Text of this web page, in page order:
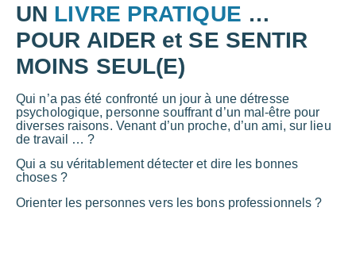
UN LIVRE PRATIQUE …
POUR AIDER et SE SENTIR
MOINS SEUL(E)
Qui n’a pas été confronté un jour à une détresse
psychologique, personne souffrant d’un mal-être pour
diverses raisons. Venant d’un proche, d’un ami, sur lieu
de travail … ?
Qui a su véritablement détecter et dire les bonnes
choses ?
Orienter les personnes vers les bons professionnels ?